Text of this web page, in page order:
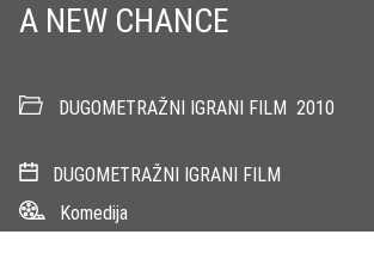
A NEW CHANCE
DUGOMETRAŽNI IGRANI FILM 2010
DUGOMETRAŽNI IGRANI FILM
Komedija